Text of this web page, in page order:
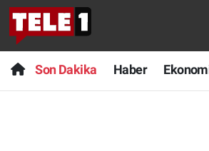
Son Dakika Haber
Anında Manşet
Başka Sohbetler
Son Dakika
Haber
Nöbetçi Eczaneler
Hava Durumu